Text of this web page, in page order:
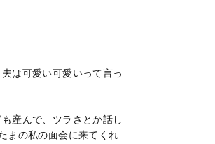
は可愛い可愛いって言っ
産んで、ツラさとか話し
まの私の面会に来てくれ